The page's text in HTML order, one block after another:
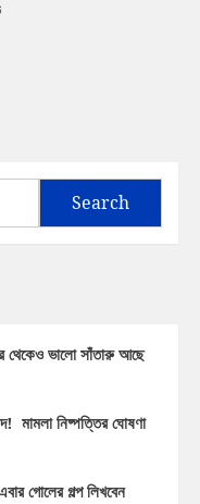
Search
থেকেও ভালো সাঁতারু আছে
মামলা নিষ্পত্তির ঘোষণা
গোলের গল্প লিখবেন